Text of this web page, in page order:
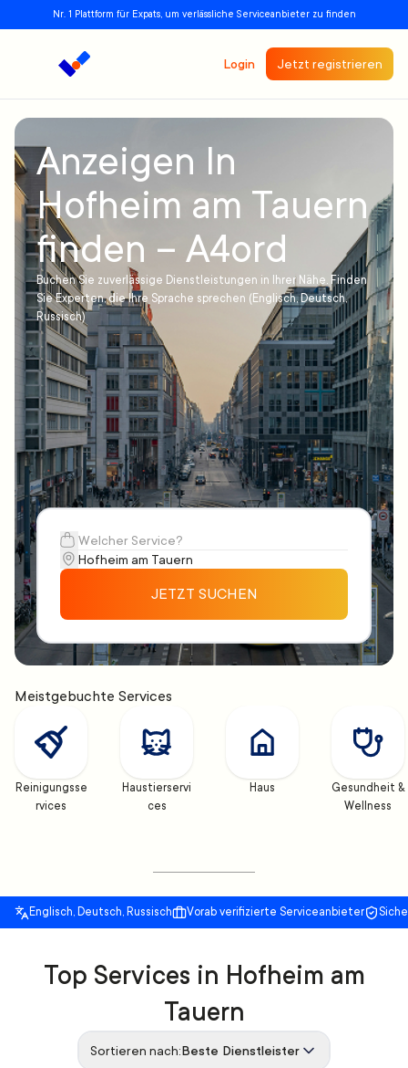
Nr. 1 Plattform für Expats, um verlässliche Serviceanbieter zu finden
Login Jetzt registrieren
Anzeigen In
Hofheim am Tauern
finden – A4ord
Buchen Sie zuverlässige Dienstleistungen in Ihrer Nähe. Finden
Sie Experten, die Ihre Sprache sprechen (Englisch, Deutsch,
Russisch)
JETZT SUCHEN
Meistgebuchte Services
Reinigungsse
rvices
Haustierservi
ces
Haus
Gesundheit &
Wellness
Englisch, Deutsch, Russisch Vorab verifizierte Serviceanbieter
Top Services in Hofheim am
Tauern
Sortieren nach:Beste Dienstleister